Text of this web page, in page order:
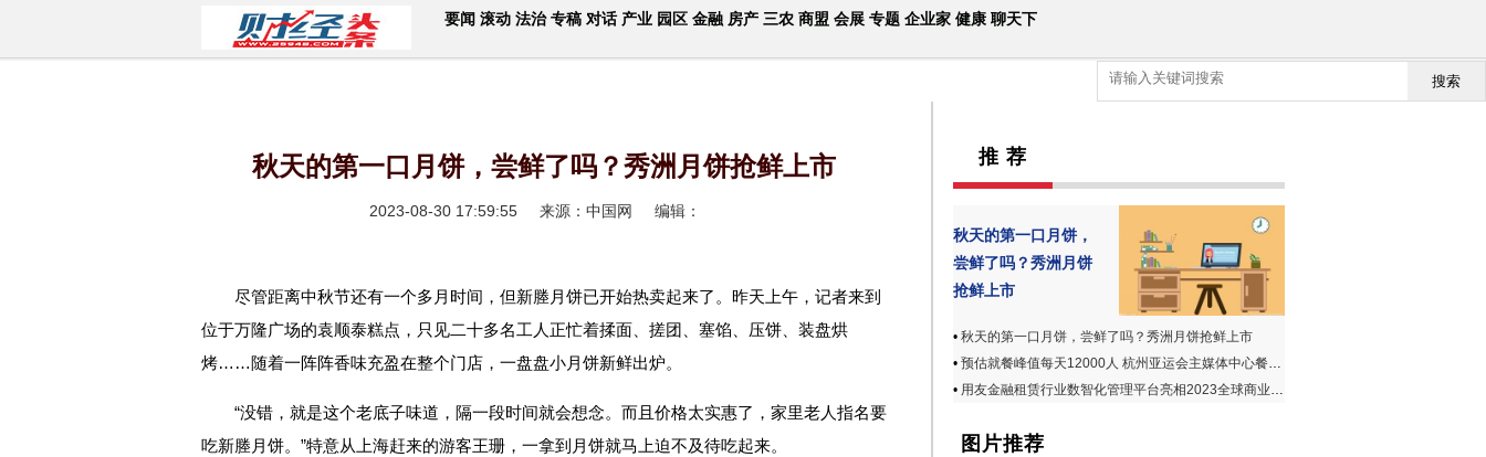
要闻 滚动 法治 专稿 对话 产业 园区 金融 房产 三农 商盟 会展 专题 企业家 健康 聊天下
搜索
秋天的第一口月饼，尝鲜了吗？秀洲月饼抢鲜上市
2023-08-30 17:59:55 来源：中国网 编辑：
尽管距离中秋节还有一个多月时间，但新塍月饼已开始热卖起来了。昨天上午，记者来到
位于万隆广场的袁顺泰糕点，只见二十多名工人正忙着揉面、搓团、塞馅、压饼、装盘烘
烤……随着一阵阵香味充盈在整个门店，一盘盘小月饼新鲜出炉。
“没错，就是这个老底子味道，隔一段时间就会想念。而且价格太实惠了，家里老人指名要
吃新塍月饼。”特意从上海赶来的游客王珊，一拿到月饼就马上迫不及待吃起来。
推 荐
秋天的第一口月饼，
尝鲜了吗？秀洲月饼
抢鲜上市
• 秋天的第一口月饼，尝鲜了吗？秀洲月饼抢鲜上市
• 预估就餐峰值每天12000人 杭州亚运会主媒体中心餐厅正式亮相
• 用友金融租赁行业数智化管理平台亮相2023全球商业创新大会
图片推荐